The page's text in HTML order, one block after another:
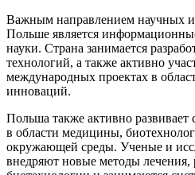
Важным направлением научных
Польше является
науки. Страна занимается
технологий, а также активно
международных проектах в
инноваций.
Польша также активно
в области медицины,
окружающей среды. Ученые и
внедряют новые методы лечения,